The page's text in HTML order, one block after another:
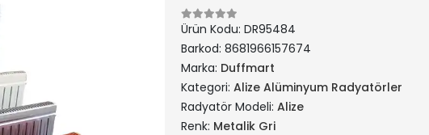
Ürün Kodu: DR95484
Barkod: 8681966157674
Marka: Duffmart
Kategori: Alize Alüminyum Radyatörler
Radyatör Modeli: Alize
Renk: Metalik Gri